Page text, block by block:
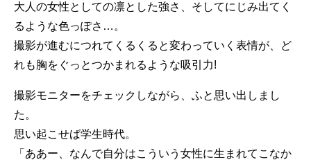
大人の女性としての凛とした強さ、そしてにじみ出てく
るような色っぽさ…。
撮影が進むにつれてくるくると変わっていく表情が、ど
れも胸をぐっとつかまれるような吸引力!
撮影モニターをチェックしながら、ふと思い出しまし
た。
思い起こせば学生時代。
「ああー、なんで自分はこういう女性に生まれてこなか